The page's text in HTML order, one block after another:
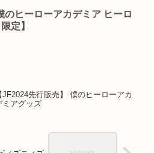
のヒーローアカデミア ヒーロ
定】
JF2024先行販売】 僕のヒーローアカ
ミアグッズ